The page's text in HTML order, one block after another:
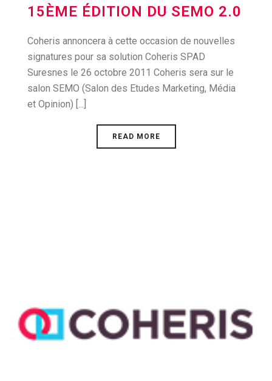
15ÈME ÉDITION DU SEMO 2.0
Coheris annoncera à cette occasion de nouvelles
signatures pour sa solution Coheris SPAD
Suresnes le 26 octobre 2011 Coheris sera sur le
salon SEMO (Salon des Etudes Marketing, Média
et Opinion) [...]
READ MORE